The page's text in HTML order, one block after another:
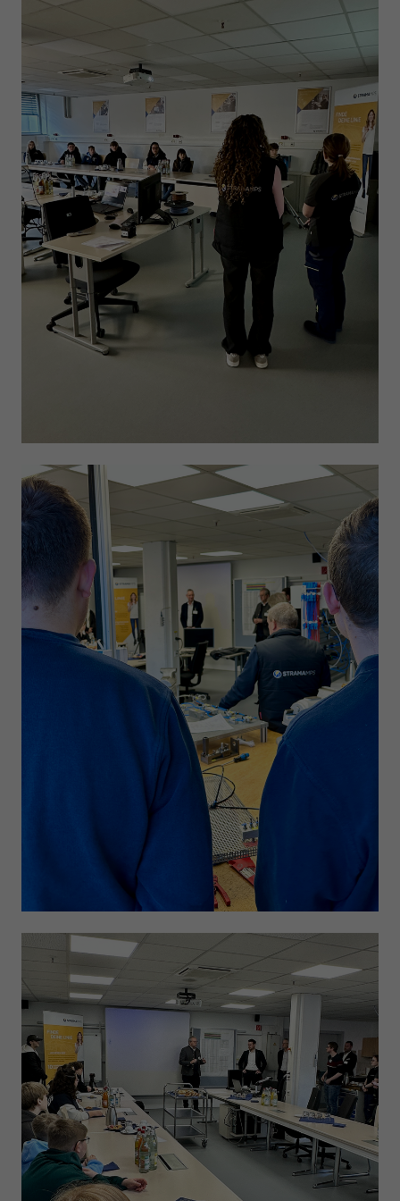
Zweck
Wird von Google Analytics verwendet, um die
Anforderungsrate einzuschränken
Name _gid
Anbieter Google LLC
Laufzeit 1 Tag
Zweck
Registriert eine eindeutige ID, die verwendet wird,
um statistische Daten dazu, wie der Besucher die
Website nutzt, zu generieren.